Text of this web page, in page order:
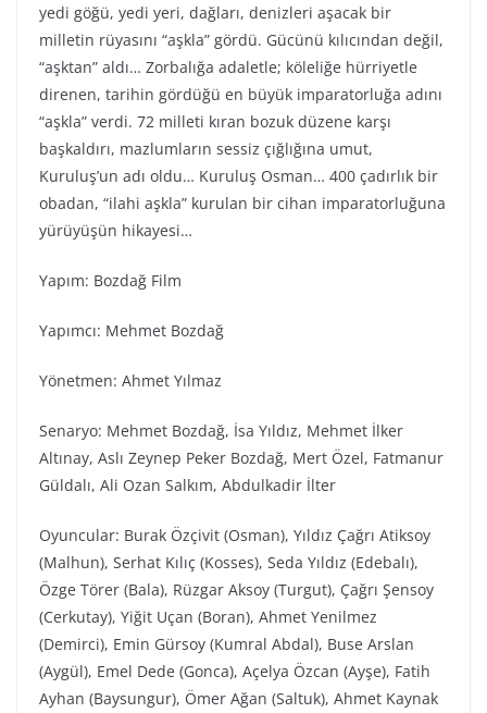
yedi göğü, yedi yeri, dağları, denizleri aşacak bir
milletin rüyasını “aşkla” gördü. Gücünü kılıcından değil,
“aşktan” aldı… Zorbalığa adaletle; köleliğe hürriyetle
direnen, tarihin gördüğü en büyük imparatorluğa adını
“aşkla” verdi. 72 milleti kıran bozuk düzene karşı
başkaldırı, mazlumların sessiz çığlığına umut,
Kuruluş’un adı oldu… Kuruluş Osman… 400 çadırlık bir
obadan, “ilahi aşkla” kurulan bir cihan imparatorluğuna
yürüyüşün hikayesi…
Yapım: Bozdağ Film
Yapımcı: Mehmet Bozdağ
Yönetmen: Ahmet Yılmaz
Senaryo: Mehmet Bozdağ, İsa Yıldız, Mehmet İlker
Altınay, Aslı Zeynep Peker Bozdağ, Mert Özel, Fatmanur
Güldalı, Ali Ozan Salkım, Abdulkadir İlter
Oyuncular: Burak Özçivit (Osman), Yıldız Çağrı Atiksoy
(Malhun), Serhat Kılıç (Kosses), Seda Yıldız (Edebalı),
Özge Törer (Bala), Rüzgar Aksoy (Turgut), Çağrı Şensoy
(Cerkutay), Yiğit Uçan (Boran), Ahmet Yenilmez
(Demirci), Emin Gürsoy (Kumral Abdal), Buse Arslan
(Aygül), Emel Dede (Gonca), Açelya Özcan (Ayşe), Fatih
Ayhan (Baysungur), Ömer Ağan (Saltuk), Ahmet Kaynak